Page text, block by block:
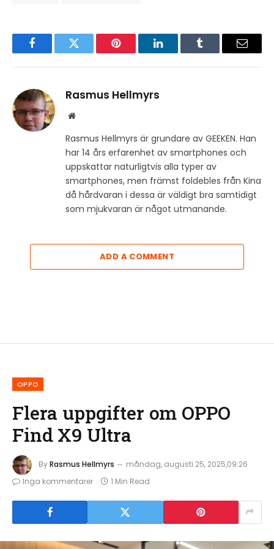
FacebookTwitter Pinterest LinkedInTumblr Email
Rasmus Hellmyrs
Website
Rasmus Hellmyrs är grundare av GEEKEN. Han
har 14 års erfarenhet av smartphones och
uppskattar naturligtvis alla typer av
smartphones, men främst foldebles från Kina
då hårdvaran i dessa är väldigt bra samtidigt
som mjukvaran är något utmanande.
ADD A COMMENT
OPPO
Flera uppgifter om OPPO
Find X9 Ultra
ByRasmus Hellmyrs
måndag, augusti 25, 2025,09:26
Inga kommentarer
1 Min Read